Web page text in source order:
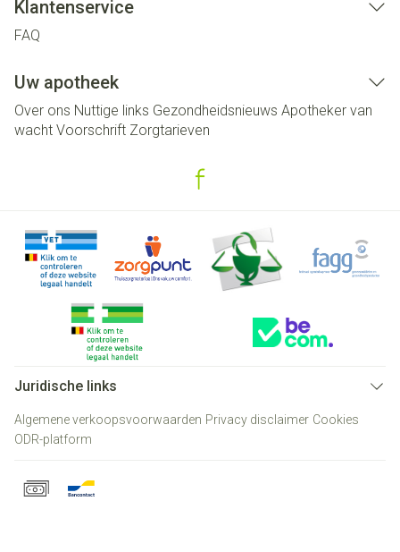
Klantenservice
FAQ
Uw apotheek
Over ons Nuttige links Gezondheidsnieuws Apotheker van
wacht Voorschrift Zorgtarieven
Juridische links
Algemene verkoopsvoorwaarden Privacy disclaimer Cookies
ODR-platform